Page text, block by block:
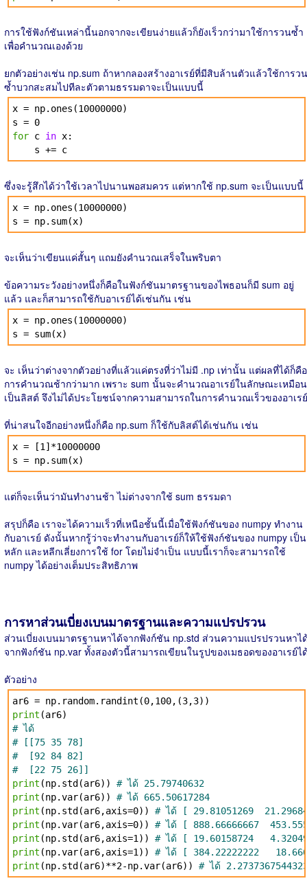
การใช้ฟังก์ชันเหล่านี้นอกจากจะเขียนง่ายแล้วก็ยังเร็วกว่ามาใช้การวนซ้ำ
เพื่อคำนวณเองด้วย
ยกตัวอย่างเช่น np.sum ถ้าหากลองสร้างอาเรย์ที่มีสิบล้านตัวแล้วใช้การวน
ซ้ำบวกสะสมไปทีละตัวตามธรรมดาจะเป็นแบบนี้
x = np.ones(10000000)
s = 0
for c in x:
s += c
ซึ่งจะรู้สึกได้ว่าใช้เวลาไปนานพอสมควร แต่หากใช้ np.sum จะเป็นแบบนี้
x = np.ones(10000000)
s = np.sum(x)
จะเห็นว่าเขียนแค่สั้นๆ แถมยังคำนวณเสร็จในพริบตา
ข้อความระวังอย่างหนึ่งก็คือในฟังก์ชันมาตรฐานของไพธอนก็มี sum อยู่
แล้ว และก็สามารถใช้กับอาเรย์ได้เช่นกัน เช่น
x = np.ones(10000000)
s = sum(x)
จะ เห็นว่าต่างจากตัวอย่างที่แล้วแค่ตรงที่ว่าไม่มี .np เท่านั้น แต่ผลที่ได้ก็คือ
การคำนวณช้ากว่ามาก เพราะ sum นั้นจะคำนวณอาเรย์ในลักษณะเหมือน
เป็นลิสต์ จึงไม่ได้ประโยชน์จากความสามารถในการคำนวณเร็วของอาเรย์
ที่น่าสนใจอีกอย่างหนึ่งก็คือ np.sum ก็ใช้กับลิสต์ได้เช่นกัน เช่น
x = [1]*10000000
s = np.sum(x)
แต่ก็จะเห็นว่ามันทำงานช้า ไม่ต่างจากใช้ sum ธรรมดา
สรุปก็คือ เราจะได้ความเร็วที่เหนือชั้นนี้เมื่อใช้ฟังก์ชันของ numpy ทำงาน
กับอาเรย์ ดังนั้นหากรู้ว่าจะทำงานกับอาเรย์ก็ให้ใช้ฟังก์ชันของ numpy เป็น
หลัก และหลีกเลี่ยงการใช้ for โดยไม่จำเป็น แบบนี้เราก็จะสามารถใช้
numpy ได้อย่างเต็มประสิทธิภาพ
การหาส่วนเบี่ยงเบนมาตรฐานและความแปรปรวน
ส่วนเบี่ยงเบนมาตรฐานหาได้จากฟังก์ชัน np.std ส่วนความแปรปรวนหาไ
จากฟังก์ชัน np.var ทั้งสองตัวนี้สามารถเขียนในรูปของเมธอดของอาเรย์ไ
ตัวอย่าง
ar6 = np.random.randint(0,100,(3,3))
print (ar6)
# ได้
# [[75 35 78]
# [92 84 82]
# [22 75 26]]
print (np.std(ar6)) # ได้ 25.79740632
print (np.var(ar6)) # ได้ 665.50617284
print (np.std(ar6,axis=0)) # ได้ [ 29.81051269
print (np.var(ar6,axis=0)) # ได้ [ 888.66666667
print (np.std(ar6,axis=1)) # ได้ [ 19.60158724
print (np.var(ar6,axis=1)) # ได้ [ 384.22222222
print (np.std(ar6)**2-np.var(ar6)) # ได้